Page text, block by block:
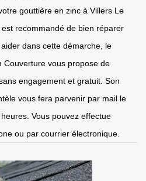
gouttière en zinc à Villers Le
recommandé de bien réparer
dans cette démarche, le
Couverture vous propose de
engagement et gratuit. Son
vous fera parvenir par mail le
Vous pouvez effectue
ou par courrier électronique.